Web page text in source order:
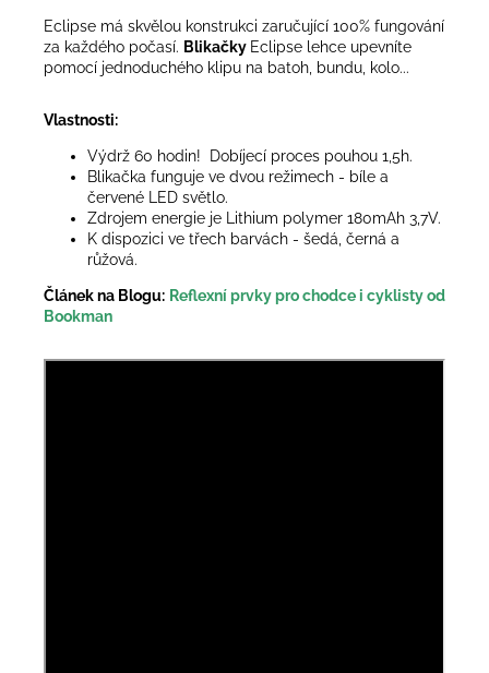
Eclipse má skvělou konstrukci zaručující 100% fungování
za každého počasí. Blikačky Eclipse lehce upevníte
pomocí jednoduchého klipu na batoh, bundu, kolo...
Vlastnosti:
Výdrž 60 hodin! Dobíjecí proces pouhou 1,5h.
Blikačka funguje ve dvou režimech - bíle a
červené LED světlo.
Zdrojem energie je Lithium polymer 180mAh 3,7V.
K dispozici ve třech barvách - šedá, černá a
růžová.
Článek na Blogu: Reflexní prvky pro chodce i cyklisty od
Bookman